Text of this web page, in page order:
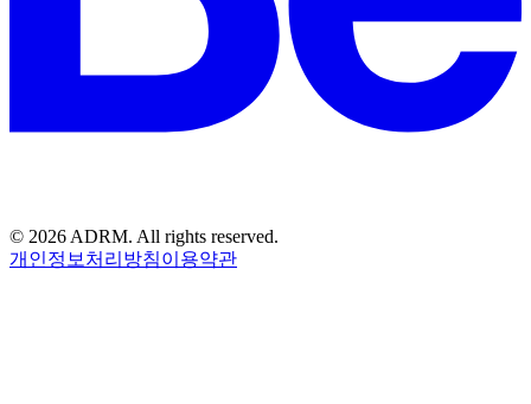
© 2026 ADRM. All rights reserved.
개인정보처리방침이용약관